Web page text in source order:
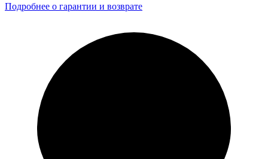
Подробнее о гарантии и возврате